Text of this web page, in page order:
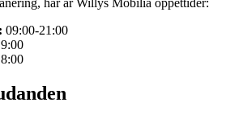
09:00-21:00